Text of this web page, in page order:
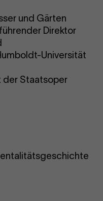
und Gärten
Direktor
Universität
der Staatsoper